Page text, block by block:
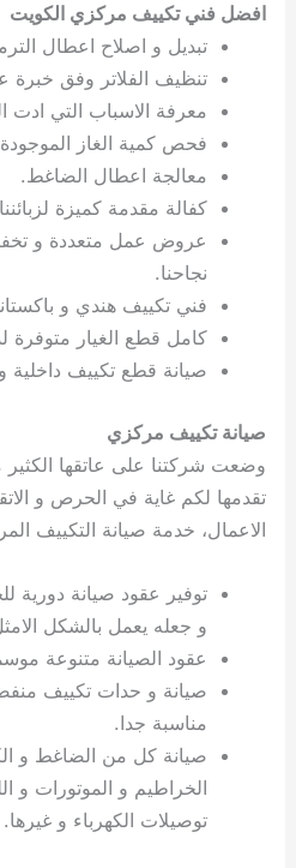
افضل فني تكييف مركزي الكويت
تبديل و اصلاح اعطال
تنظيف الفلاتر وفق خبرة
معرفة الاسباب التي ادت
فحص كمية الغاز
معالجة اعطال الضاغط.
كفالة مقدمة كميزة
عروض عمل متعددة و
نجاحنا.
فني تكييف هندي و
كامل قطع الغيار متوفرة
صيانة قطع تكييف داخلية
صيانة تكييف مركزي
وضعت شركتنا على عاتقها الكثير
تقدمها لكم غاية في الحرص و
الاعمال، خدمة صيانة التكييف
توفير عقود صيانة دورية
و جعله يعمل بالشكل
عقود الصيانة متنوعة
صيانة و حدات تكييف
مناسبة جدا.
صيانة كل من الضاغط و
الخراطيم و الموتورات و
توصيلات الكهرباء و غيرها.